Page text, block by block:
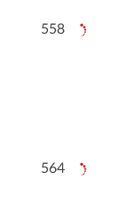
558
564